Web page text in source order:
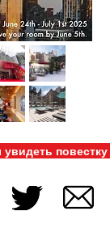
повестку